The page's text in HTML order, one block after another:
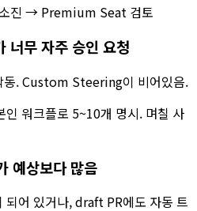
진 → Premium Seat 검토
무 자주 승인 요청
동. Custom Steering이 비어있음.
워크플로 5~10개 명시. 며칠 사
예상보다 많음
어 있거나, draft PR에도 자동 트